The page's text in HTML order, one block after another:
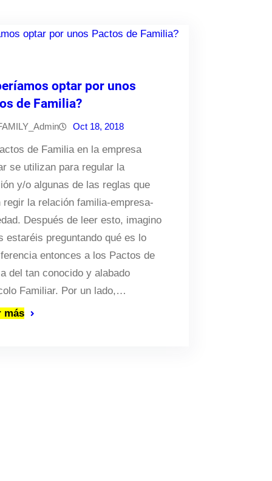
optar por unos
de Familia?
Oct 18, 2018
de Familia en la empresa
se utilizan para regular la
y/o algunas de las reglas que
regir la relación familia-empresa-
Después de leer esto, imagino
estaréis preguntando qué es lo
entonces a los Pactos de
del tan conocido y alabado
Familiar. Por un lado,…
más